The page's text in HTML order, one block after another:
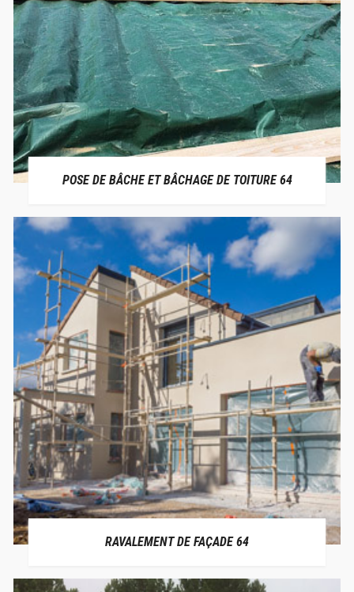
POSE DE BÂCHE ET BÂCHAGE DE TOITURE 64
RAVALEMENT DE FAÇADE 64